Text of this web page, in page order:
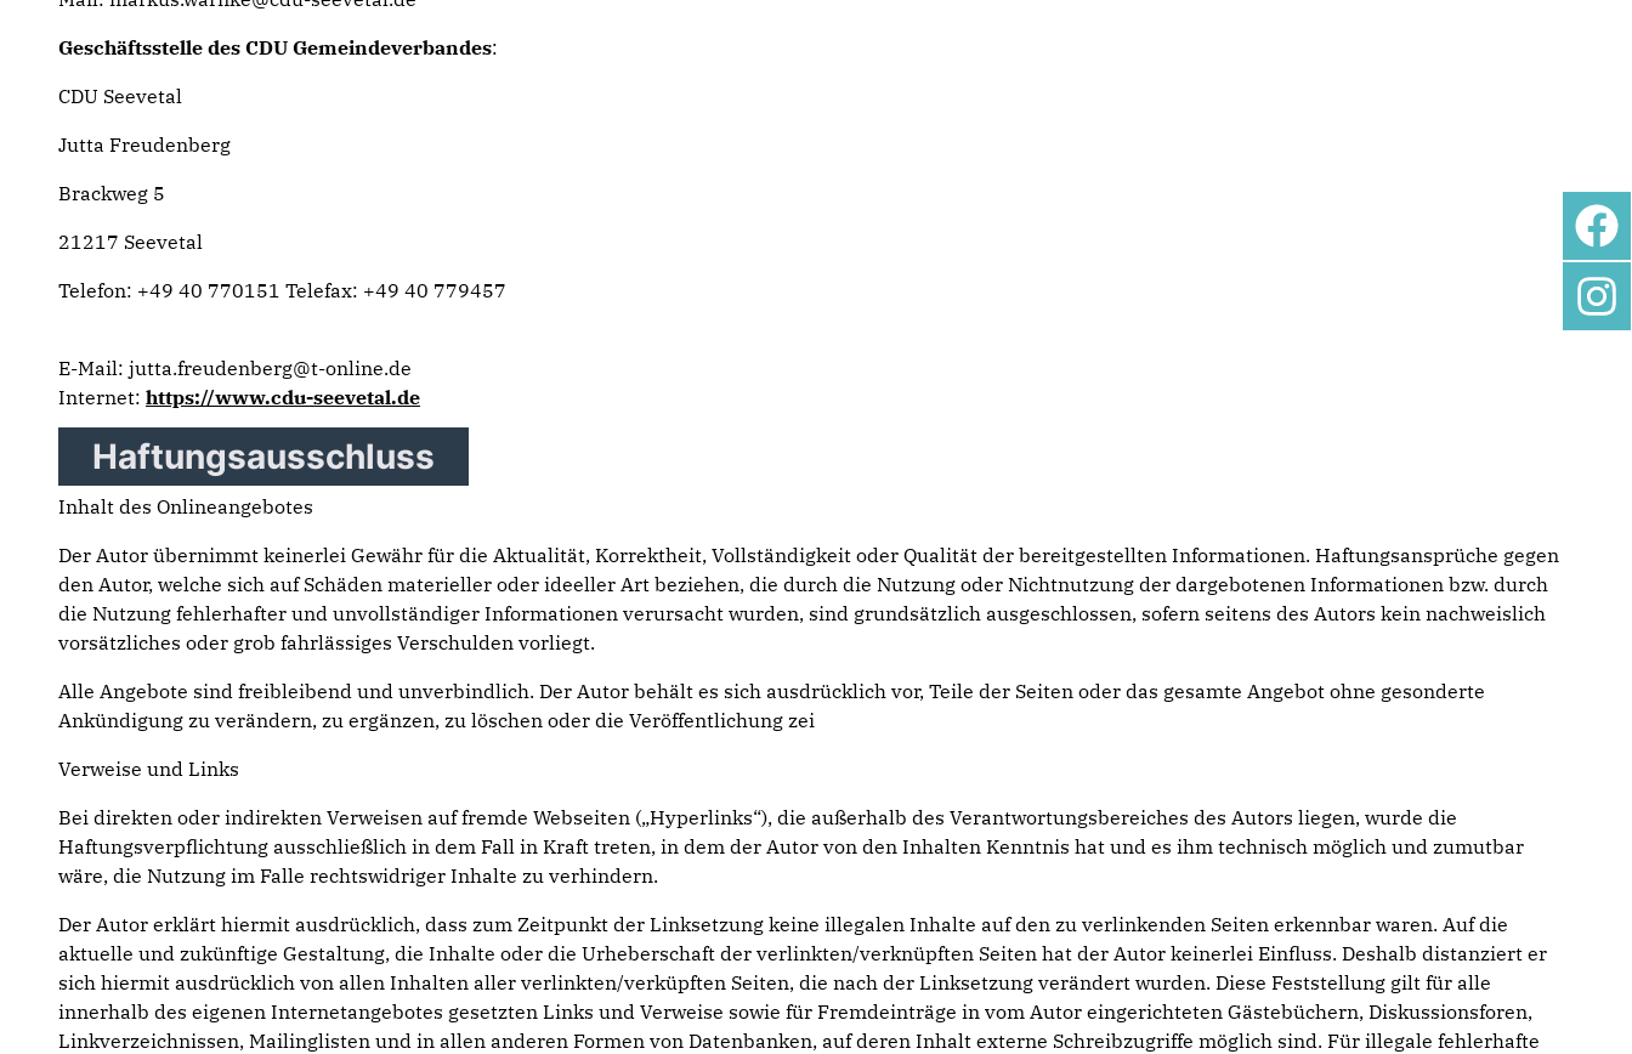
Geschäftsstelle des CDU Gemeindeverbandes:
CDU Seevetal
Jutta Freudenberg
Brackweg 5
21217 Seevetal
Telefon: +49 40 770151 Telefax: +49 40 779457
E-Mail: jutta.freudenberg@t-online.de
Internet: https://www.cdu-seevetal.de
Haftungsausschluss
Inhalt des Onlineangebotes
Der Autor übernimmt keinerlei Gewähr für die Aktualität, Korrektheit, Vollständigkeit oder Qualität der bereitgestellten Informationen. Haftungsansprüche gegen
den Autor, welche sich auf Schäden materieller oder ideeller Art beziehen, die durch die Nutzung oder Nichtnutzung der dargebotenen Informationen bzw. durch
die Nutzung fehlerhafter und unvollständiger Informationen verursacht wurden, sind grundsätzlich ausgeschlossen, sofern seitens des Autors kein nachweislich
vorsätzliches oder grob fahrlässiges Verschulden vorliegt.
Alle Angebote sind freibleibend und unverbindlich. Der Autor behält es sich ausdrücklich vor, Teile der Seiten oder das gesamte Angebot ohne gesonderte
Ankündigung zu verändern, zu ergänzen, zu löschen oder die Veröffentlichung zei
Verweise und Links
Bei direkten oder indirekten Verweisen auf fremde Webseiten („Hyperlinks“), die außerhalb des Verantwortungsbereiches des Autors liegen, wurde die
Haftungsverpflichtung ausschließlich in dem Fall in Kraft treten, in dem der Autor von den Inhalten Kenntnis hat und es ihm technisch möglich und zumutbar
wäre, die Nutzung im Falle rechtswidriger Inhalte zu verhindern.
Der Autor erklärt hiermit ausdrücklich, dass zum Zeitpunkt der Linksetzung keine illegalen Inhalte auf den zu verlinkenden Seiten erkennbar waren. Auf die
aktuelle und zukünftige Gestaltung, die Inhalte oder die Urheberschaft der verlinkten/verknüpften Seiten hat der Autor keinerlei Einfluss. Deshalb distanziert er
sich hiermit ausdrücklich von allen Inhalten aller verlinkten/verküpften Seiten, die nach der Linksetzung verändert wurden. Diese Feststellung gilt für alle
innerhalb des eigenen Internetangebotes gesetzten Links und Verweise sowie für Fremdeinträge in vom Autor eingerichteten Gästebüchern, Diskussionsforen,
Linkverzeichnissen, Mailinglisten und in allen anderen Formen von Datenbanken, auf deren Inhalt externe Schreibzugriffe möglich sind. Für illegale fehlerhafte